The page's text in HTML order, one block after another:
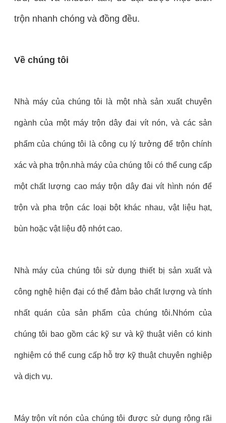
trộn nhanh chóng và đồng đều.
Về chúng tôi
Nhà máy của chúng tôi là một nhà sản xuất chuyên
ngành của một máy trộn dây đai vít nón, và các sản
phẩm của chúng tôi là công cụ lý tưởng để trộn chính
xác và pha trộn.nhà máy của chúng tôi có thể cung cấp
một chất lượng cao máy trộn dây đai vít hình nón để
trộn và pha trộn các loại bột khác nhau, vật liệu hạt,
bùn hoặc vật liệu độ nhớt cao.
Nhà máy của chúng tôi sử dụng thiết bị sản xuất và
công nghệ hiện đại có thể đảm bảo chất lượng và tính
nhất quán của sản phẩm của chúng tôi.Nhóm của
chúng tôi bao gồm các kỹ sư và kỹ thuật viên có kinh
nghiệm có thể cung cấp hỗ trợ kỹ thuật chuyên nghiệp
và dịch vụ.
Máy trộn vít nón của chúng tôi được sử dụng rộng rãi